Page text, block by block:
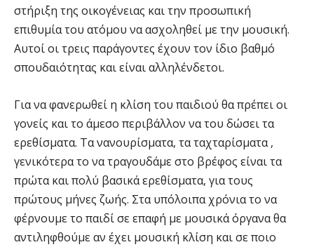
στήριξη της οικογένειας και την προσωπική
επιθυμία του ατόμου να ασχοληθεί με την μουσική.
Αυτοί οι τρεις παράγοντες έχουν τον ίδιο βαθμό
σπουδαιότητας και είναι αλληλένδετοι.
Για να φανερωθεί η κλίση του παιδιού θα πρέπει οι
γονείς και το άμεσο περιβάλλον να του δώσει τα
ερεθίσματα. Τα νανουρίσματα, τα ταχταρίσματα ,
γενικότερα το να τραγουδάμε στο βρέφος είναι τα
πρώτα και πολύ βασικά ερεθίσματα, για τους
πρώτους μήνες ζωής. Στα υπόλοιπα χρόνια το να
φέρνουμε το παιδί σε επαφή με μουσικά όργανα θα
αντιληφθούμε αν έχει μουσική κλίση και σε ποιο